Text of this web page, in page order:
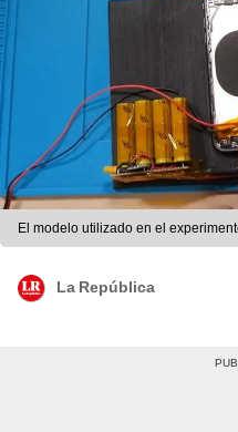
El modelo utilizado en el
La República